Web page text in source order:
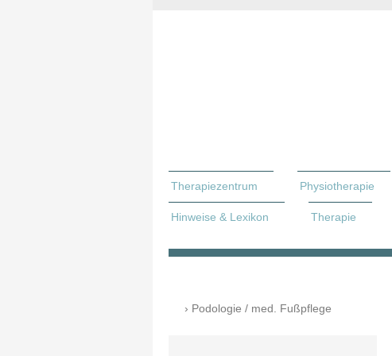
Therapiezentrum Physiotherapie
Hinweise & Lexikon Therapie
Podologie / med. Fußpflege